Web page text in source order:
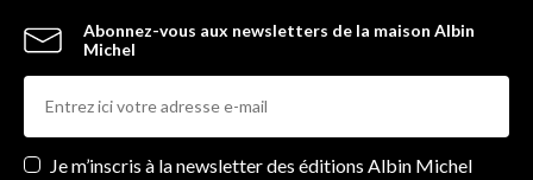
Abonnez-vous aux newsletters de la maison Albin
Michel
Newsletters
Je m’inscris à la newsletter des éditions Albin Michel